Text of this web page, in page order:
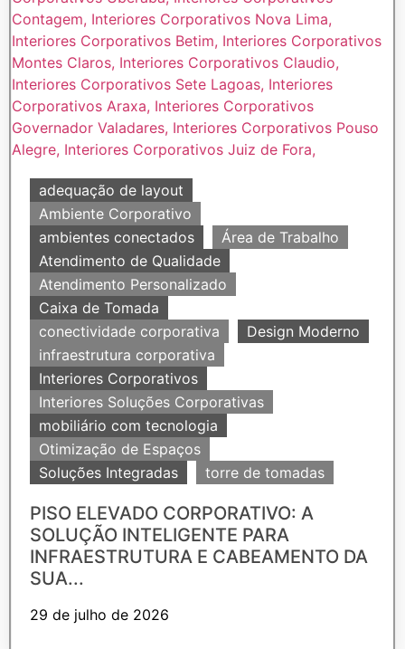
adequação de layout
Ambiente Corporativo
ambientes conectados
Área de Trabalho
Atendimento de Qualidade
Atendimento Personalizado
Caixa de Tomada
conectividade corporativa
Design Moderno
infraestrutura corporativa
Interiores Corporativos
Interiores Soluções Corporativas
mobiliário com tecnologia
Otimização de Espaços
Soluções Integradas
torre de tomadas
PISO ELEVADO CORPORATIVO: A
SOLUÇÃO INTELIGENTE PARA
INFRAESTRUTURA E CABEAMENTO DA
SUA...
29 de julho de 2026